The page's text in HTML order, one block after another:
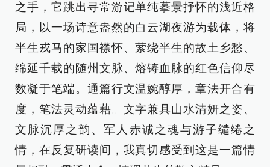
之手，它跳出寻常游记单纯摹景抒怀的浅近格
局，以一场诗意盎然的白云湖夜游为载体，将
半生戎马的家国襟怀、萦绕半生的故土乡愁、
绵延千载的随州文脉、熔铸血脉的红色信仰尽
数凝于笔端。通篇行文温婉醇厚，章法开合有
度，笔法灵动蕴藉。文字兼具山水清妍之姿、
文脉沉厚之韵、军人赤诚之魂与游子缱绻之
情，在反复研读间，我真切感受到这是一篇情